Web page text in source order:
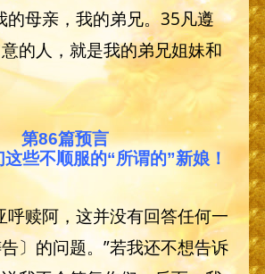
的母亲，我的弟兄。35凡遵
的人，就是我的弟兄姐妹和
第86篇预言
些不顺服的“所谓的”新娘！
呼赎阿，这并没有回答任何一
〕的问题。”若我还不想告诉